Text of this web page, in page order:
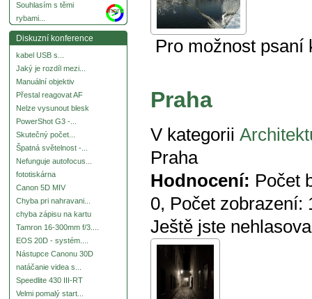
Souhlasím s těmi
rybami...
more
Diskuzní konference
kabel USB s...
Jaký je rozdíl mezi...
Manuální objektiv
Přestal reagovat AF
Nelze vysunout blesk
PowerShot G3 -...
Skutečný počet...
Špatná světelnost -...
Nefunguje autofocus...
fototiskárna
Canon 5D MIV
Chyba pri nahravani...
chyba zápisu na kartu
Tamron 16-300mm f/3....
EOS 20D - systém....
Nástupce Canonu 30D
natáčanie videa s...
Speedlite 430 III-RT
Velmi pomalý start...
Pro možnost
Praha
V kategorii
Praha
Hodnocení: Počet
0, Počet zobrazení:
Ještě jste